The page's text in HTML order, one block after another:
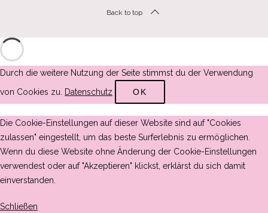
Back to top
Durch die weitere Nutzung der Seite stimmst du der Verwendung
von Cookies zu. Datenschutz OK
Die Cookie-Einstellungen auf dieser Website sind auf "Cookies
zulassen" eingestellt, um das beste Surferlebnis zu ermöglichen.
Wenn du diese Website ohne Änderung der Cookie-Einstellungen
verwendest oder auf "Akzeptieren" klickst, erklärst du sich damit
einverstanden.
Schließen